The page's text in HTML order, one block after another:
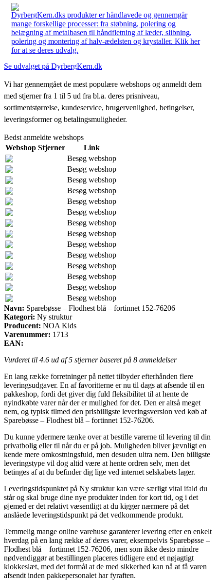
DyrbergKern.dks produkter er håndlavede og gennemgår
mange forskellige processer: fra støbning, polering og
belægning af metalbasen til håndfletning af læder, slibning,
polering og montering af halv-ædelsten og krystaller. Klik her
for at se deres udvalg.
Se udvalget på DyrbergKern.dk
Vi har gennemgået de mest populære webshops og anmeldt dem
med stjerner fra 1 til 5 ud fra bl.a. deres prisniveau,
sortimentstørrelse, kundeservice, brugervenlighed, betingelser,
leveringsformer og betalingsmuligheder.
Bedst anmeldte webshops
Webshop Stjerner
Link
Besøg webshop
Besøg webshop
Besøg webshop
Besøg webshop
Besøg webshop
Besøg webshop
Besøg webshop
Besøg webshop
Besøg webshop
Besøg webshop
Besøg webshop
Besøg webshop
Besøg webshop
Besøg webshop
Navn: Sparebøsse – Flodhest blå – fortinnet 152-76206
Kategori: Ny struktur
Producent: NOA Kids
Varenummer: 1713
EAN:
Vurderet til 4.6 ud af 5 stjerner baseret på 8 anmeldelser
En lang række forretninger på nettet tilbyder efterhånden flere
leveringsudgaver. En af favoritterne er nu til dags at afsende til en
pakkeshop, fordi det giver dig fuld fleksibilitet til at hente de
nyindkøbte varer når der er mulighed for det. Den er altså meget
nem, og typisk tilmed den prisbilligste leveringsversion ved køb af
Sparebøsse – Flodhest blå – fortinnet 152-76206.
Du kunne ydermere tænke over at bestille varerne til levering til din
privatbolig eller til når du er på job. Muligheden bliver jævnligt en
kende mere omkostningsfuld, men desuden ultra nem. Den billigste
leveringstype vil dog altid være at hente ordren selv, men det
betinges af at du befinder dig lige ved internet selskabets lager.
Leveringstidspunktet på Ny struktur kan være særligt vital ifald du
står og skal bruge dine nye produkter inden for kort tid, og i det
øjemed er det relativt væsentligt at du kigger nærmere på det
anslåede leveringstidspunkt på det vedkommende produkt.
Temmelig mange online varehuse garanterer levering efter en enkelt
hverdag på en lang række af deres varer, eksempelvis Sparebøsse –
Flodhest blå – fortinnet 152-76206, men som ikke desto mindre
nødvendiggør at bestillingen placeres tidligere end et nøjagtigt
klokkeslæt, med det formål at de med sikkerhed kan nå at få varen
afsendt inden pakkepersonalet har fyraften.